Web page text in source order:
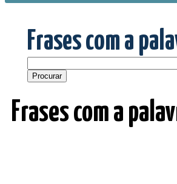
Frases com a
Frases com a